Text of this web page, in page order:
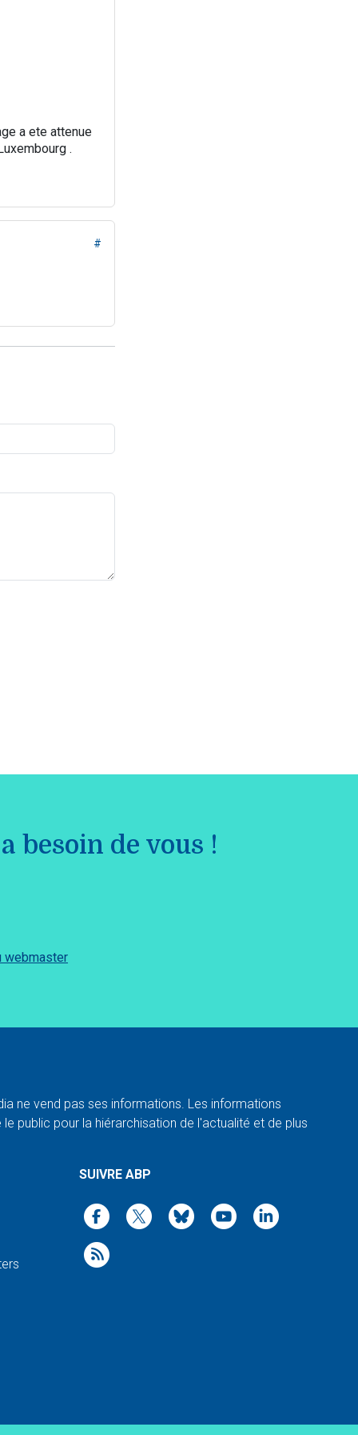
a ete attenue
.
#
besoin de vous !
webmaster
ne vend pas ses informations. Les informations
public pour la hiérarchisation de l'actualité et de plus
SUIVRE ABP